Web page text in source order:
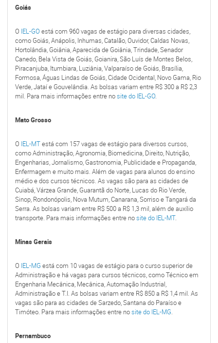
Goiás
O IEL-GO está com 960 vagas de estágio para diversas cidades,
como Goiás, Anápolis, Inhumas, Catalão, Ouvidor, Caldas Novas,
Hortolândia, Goiânia, Aparecida de Goiânia, Trindade, Senador
Canedo, Bela Vista de Goiás, Goianira, São Luís de Montes Belos,
Piracanjuba, Itumbiara, Luziânia, Valparaíso de Goiás, Brasília,
Formosa, Águas Lindas de Goiás, Cidade Ocidental, Novo Gama, Rio
Verde, Jataí e Gouvelândia. As bolsas variam entre R$ 300 a R$ 2,3
mil. Para mais informações entre nosite do IEL-GO.
Mato Grosso
O IEL-MTestá com 157 vagas de estágio para diversos cursos,
como Administração, Agronomia, Biomedicina, Direito, Nutrição,
Engenharias, Jornalismo, Gastronomia, Publicidade e Propaganda,
Enfermagem e muito mais. Além de vagas para alunos do ensino
médio e dos cursos técnicos. As vagas são para as cidades de
Cuiabá, Várzea Grande, Guarantã do Norte, Lucas do Rio Verde,
Sinop, Rondonópolis, Nova Mutum, Canarana, Sorriso e Tangará da
Serra. As bolsas variam entre R$ 500 a R$ 1,3 mil, além de auxílio
transporte. Para mais informações entre nosite do IEL-MT.
Minas Gerais
O IEL-MG está com 10 vagas de estágio para o curso superior de
Administração e há vagas para cursos técnicos, como Técnico em
Engenharia Mecânica, Mecânica, Automação Industrial,
Administração e T.I. As bolsas variam entre R$ 850 a R$ 1,4 mil. As
vagas são para as cidades de Sarzedo, Santana do Paraíso e
Timóteo. Para mais informações entre nosite do IEL-MG.
Pernambuco